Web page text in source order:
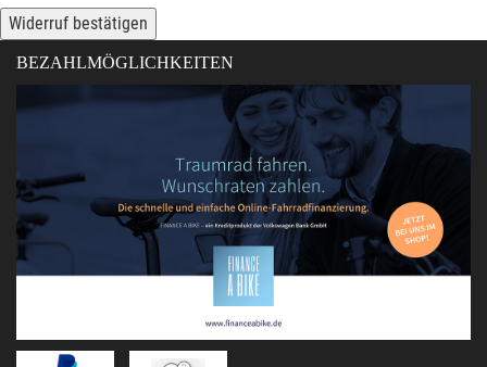
Widerruf bestätigen
BEZAHLMÖGLICHKEITEN